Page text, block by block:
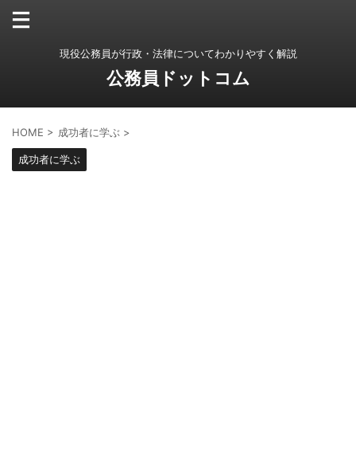
現役公務員が行政・法律についてわかりやすく解説
公務員ドットコム
HOME > 成功者に学ぶ >
成功者に学ぶ